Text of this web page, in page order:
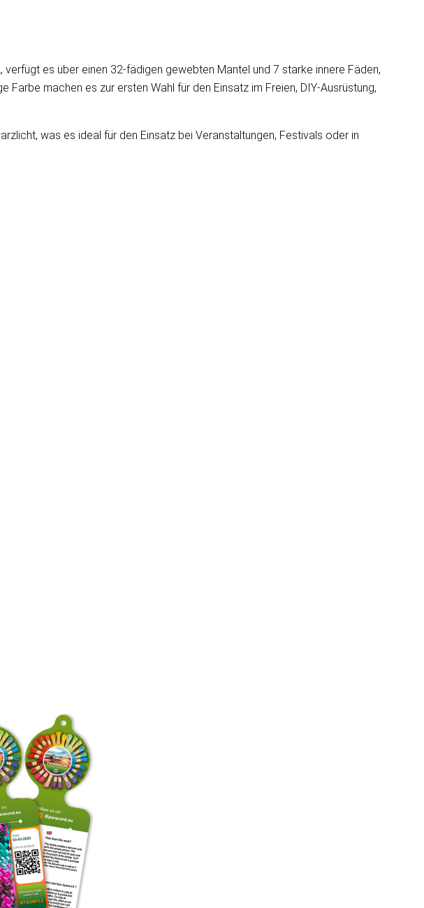
es über einen 32-fädigen gewebten Mantel und 7 starke innere Fäden,
machen es zur ersten Wahl für den Einsatz im Freien, DIY-Ausrüstung,
was es ideal für den Einsatz bei Veranstaltungen, Festivals oder in